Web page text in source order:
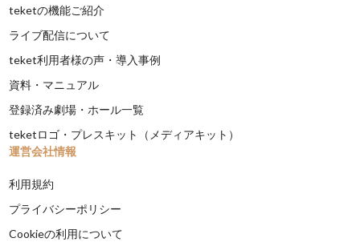
teketの機能ご紹介
ライブ配信について
teket利用者様の声・導入事例
資料・マニュアル
登録済み劇場・ホール一覧
teketロゴ・プレスキット（メディアキット）
運営会社情報
利用規約
プライバシーポリシー
Cookieの利用について